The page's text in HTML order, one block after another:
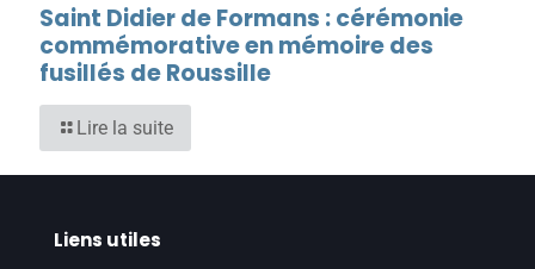
Saint Didier de Formans : cérémonie
commémorative en mémoire des
fusillés de Roussille
Lire la suite
Liens utiles